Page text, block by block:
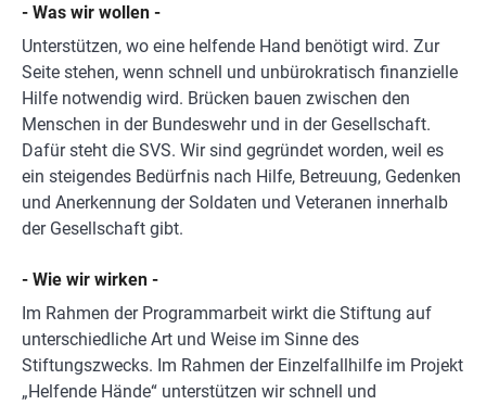
- Was wir wollen -
Unterstützen, wo eine helfende Hand benötigt wird. Zur
Seite stehen, wenn schnell und unbürokratisch finanzielle
Hilfe notwendig wird. Brücken bauen zwischen den
Menschen in der Bundeswehr und in der Gesellschaft.
Dafür steht die SVS. Wir sind gegründet worden, weil es
ein steigendes Bedürfnis nach Hilfe, Betreuung, Gedenken
und Anerkennung der Soldaten und Veteranen innerhalb
der Gesellschaft gibt.
- Wie wir wirken -
Im Rahmen der Programmarbeit wirkt die Stiftung auf
unterschiedliche Art und Weise im Sinne des
Stiftungszwecks. Im Rahmen der Einzelfallhilfe im Projekt
„Helfende Hände“ unterstützen wir schnell und